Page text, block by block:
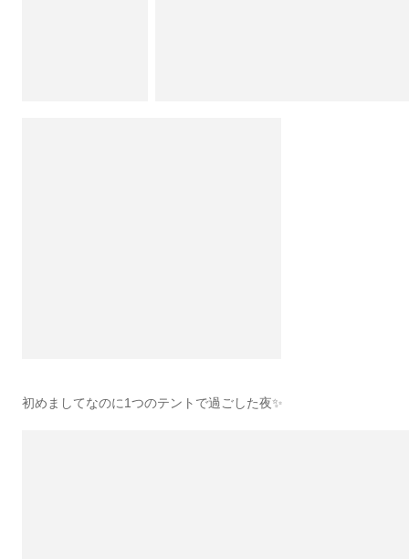
初めましてなのに1つのテントで過ごした夜✨